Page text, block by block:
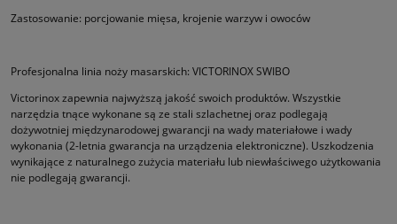
Zastosowanie: porcjowanie mięsa, krojenie warzyw i owoców
Profesjonalna linia noży masarskich: VICTORINOX SWIBO
Victorinox zapewnia najwyższą jakość swoich produktów. Wszystkie
narzędzia tnące wykonane są ze stali szlachetnej oraz podle­gają
dożywotniej międzynarodowej gwarancji na wady materiałowe i wady
wykonania (2-letnia gwarancja na urządzenia elektro­niczne). Uszkodzenia
wynikające z naturalnego zużycia materiału lub niewłaściwego użytkowania
nie podlegają gwarancji.